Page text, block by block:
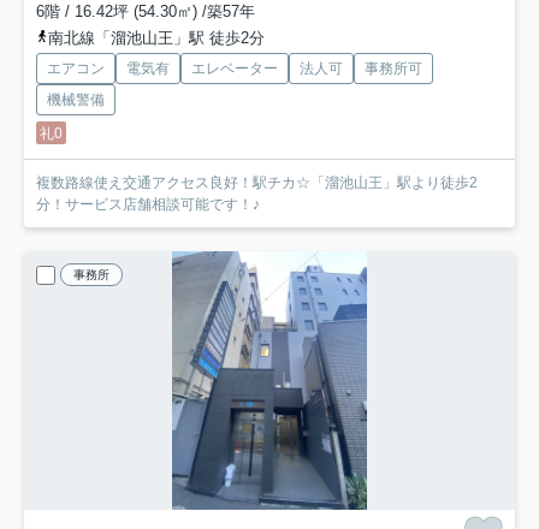
6階 / 16.42坪 (54.30㎡) /築57年
南北線「溜池山王」駅 徒歩2分
エアコン 電気有 エレベーター 法人可
事務所可
機械警備
礼0
複数路線使え交通アクセス良好！駅チカ☆「溜池山王」駅より徒歩2
分！サービス店舗相談可能です！♪
事務所